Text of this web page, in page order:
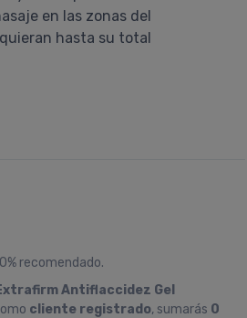
en las zonas del
hasta su total
recomendado.
Antiflaccidez Gel
cliente registrado, sumarás 0